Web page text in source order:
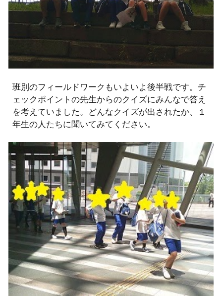
班別のフィールドワークもいよいよ後半戦です。チ
ェックポイントの先生からのクイズにみんなで答え
を考えていました。どんなクイズが出されたか、１
年生の人たちに聞いてみてください。